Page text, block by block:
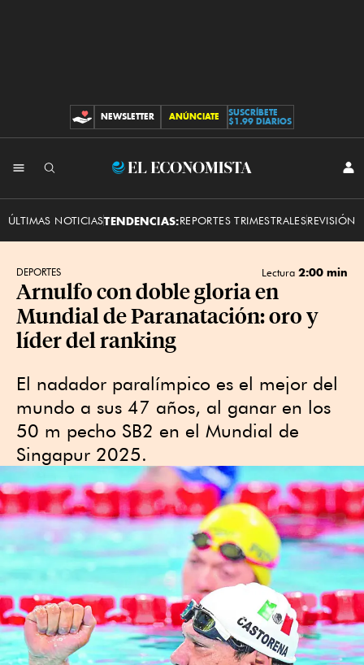
CONTRIBUCIONES
NEWSLETTER ANÚNCIATE
SUSCRÍBETE
$1.99 DIARIOS
El
ÚLTIMAS NOTICIASTENDENCIAS:REPORTES TRIMESTRALESREVISIÓN
DEPORTES Lectura 2:00 min
Arnulfo con doble gloria en
Mundial de Paranatación: oro y
líder del ranking
El nadador paralímpico es el mejor del
mundo a sus 47 años, al ganar en los
50 m pecho SB2 en el Mundial de
Singapur 2025.